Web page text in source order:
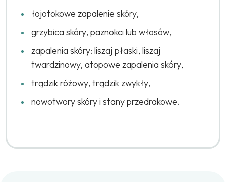
łojotokowe zapalenie skóry,
grzybica skóry, paznokci lub włosów,
zapalenia skóry: liszaj płaski, liszaj
twardzinowy, atopowe zapalenia skóry,
trądzik różowy, trądzik zwykły,
nowotwory skóry i stany przedrakowe.